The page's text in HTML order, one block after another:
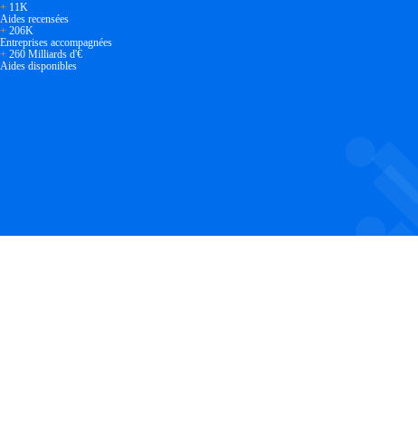
+ 11K
Aides recensées
+ 206K
Entreprises accompagnées
+ 260 Milliards d'€
Aides disponibles